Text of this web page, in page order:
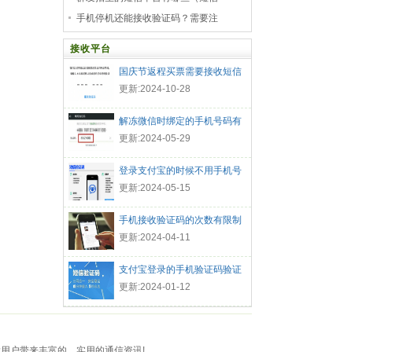
手机停机还能接收验证码？需要注
接收平台
国庆节返程买票需要接收短信
验证
更新:2024-10-28
解冻微信时绑定的手机号码有
什么
更新:2024-05-29
登录支付宝的时候不用手机号
码可
更新:2024-05-15
手机接收验证码的次数有限制
吗
更新:2024-04-11
支付宝登录的手机验证码验证
信息
更新:2024-01-12